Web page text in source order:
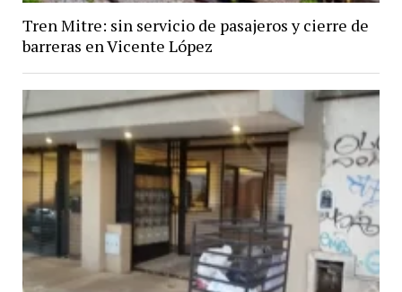
Tren Mitre: sin servicio de pasajeros y cierre de
barreras en Vicente López